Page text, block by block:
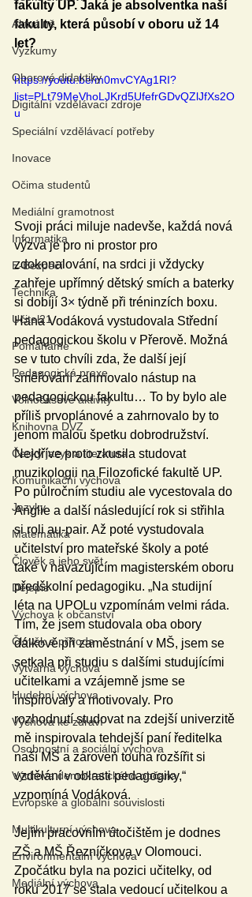
Aktuálně
Výzkumy
Oborové didaktiky
Digitální vzdělávací zdroje
Speciální vzdělávací potřeby
Inovace
Očima studentů
Mediální gramotnost
Informatika
E-Bezpečí
Technika
Učitel21
Pomáháme
Pedagogická praxe
Volnočasové aktivity
Knihovna DVZ
Český jazyk a literatura
Komunikační výchova
Jazyky
Matematika
Člověk a jeho svět
Dějepis
Výchova k občanství
Člověk a příroda
Výtvarná výchova
Hudební výchova
Výchova ke zdraví
Osobnostní a sociální výchova
Výchova demokratického občana
Evropské a globální souvislosti
Multikulturní výchova
Environmentální výchova
Mediální výchova
fakulty UP. Jaká je absolventka naší
fakulty, která působí v oboru už 14
let?
https://youtu.be/m0mvCYAg1RI?
list=PLt79MeVhoLJKrd5UfefrGDvQZlJfXs2O
u
Svoji práci miluje nadevše, každá nová
výzva je pro ni prostor pro
zdokonalování, na srdci ji vždycky
zahřeje upřímný dětský smích a baterky
si dobíjí 3× týdně při tréninzích boxu.
Hana Vodáková vystudovala Střední
pedagogickou školu v Přerově. Možná
se v tuto chvíli zda, že další její
směřování zahrnovalo nástup na
pedagogickou fakultu… To by bylo ale
příliš prvoplánové a zahrnovalo by to
jenom malou špetku dobrodružství.
Nejdříve proto zkusila studovat
muzikologii na Filozofické fakultě UP.
Po půlročním studiu ale vycestovala do
Anglie a další následující rok si střihla
si roli au-pair. Až poté vystudovala
učitelství pro mateřské školy a poté
také v navazujícím magisterském oboru
předškolní pedagogiku. „Na studijní
léta na UPOLu vzpomínám velmi ráda.
Tím, že jsem studovala oba obory
dálkově při zaměstnání v MŠ, jsem se
setkala při studiu s dalšími studujícími
učitelkami a vzájemně jsme se
inspirovaly a motivovaly. Pro
rozhodnutí studovat na zdejší univerzitě
mě inspirovala tehdejší paní ředitelka
naší MŠ a zároveň touha rozšířit si
vzdělání v oblasti pedagogiky,“
vzpomíná Vodáková.
Jejím pracovním útočištěm je dodnes
ZŠ a MŠ Řezníčkova v Olomouci.
Zpočátku byla na pozici učitelky, od
roku 2017 se stala vedoucí učitelkou a